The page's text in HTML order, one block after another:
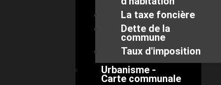
La taxe foncière
Dette de la
commune
Taux d'imposition
Urbanisme -
Carte communale